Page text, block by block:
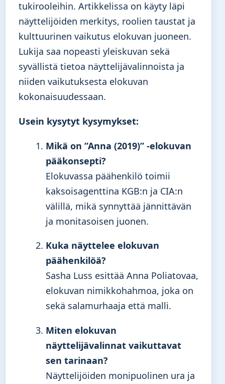
tukirooleihin. Artikkelissa on käyty läpi
näyttelijöiden merkitys, roolien taustat ja
kulttuurinen vaikutus elokuvan juoneen.
Lukija saa nopeasti yleiskuvan sekä
syvällistä tietoa näyttelijävalinnoista ja
niiden vaikutuksesta elokuvan
kokonaisuudessaan.
Usein kysytyt kysymykset:
Mikä on ”Anna (2019)” -elokuvan
pääkonsepti?
Elokuvassa päähenkilö toimii
kaksoisagenttina KGB:n ja CIA:n
välillä, mikä synnyttää jännittävän
ja monitasoisen juonen.
Kuka näyttelee elokuvan
päähenkilöä?
Sasha Luss esittää Anna Poliatovaa,
elokuvan nimikkohahmoa, joka on
sekä salamurhaaja että malli.
Miten elokuvan
näyttelijävalinnat vaikuttavat
sen tarinaan?
Näyttelijöiden monipuolinen ura ja